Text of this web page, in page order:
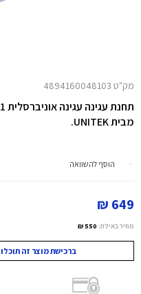
מק"ט 4894160048103
מבית UNITEK.
הוסף להשוואה
649 ₪
מחיר באילת: 550 ₪
ברכישת מוצר זה תוכלו לקבל עד